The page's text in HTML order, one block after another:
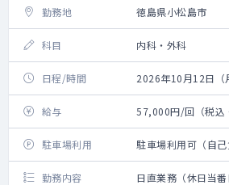
勤務地 徳島県小松島市
科目 内科・外科
日程/時間 2026年10月12日（
給与 57,000円/回（税込
駐車場利用 駐車場利用可（自己
勤務内容 日直業務（休日当番